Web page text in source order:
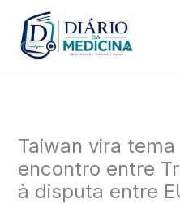
para
conteúdo
Taiwan vira
encontro entre
à disputa entre